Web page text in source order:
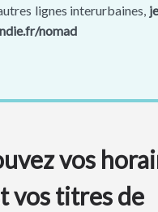
lignes interurbaines,
nomad
vos
vos titres de